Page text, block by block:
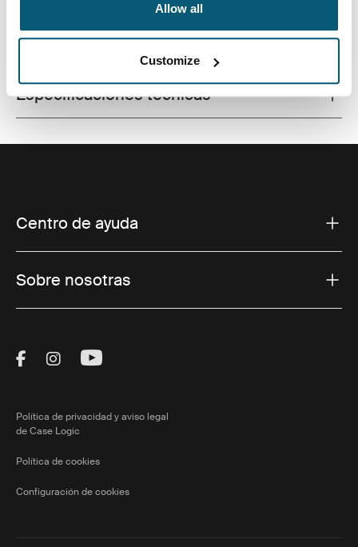
Allow all
Customize
Todas las características
Especificaciones técnicas
Centro de ayuda
Sobre nosotras
Visit Thule on Facebook (external link)
Visit Thule on Instagram (external link)
Visit Thule on Youtube (external
Política de privacidad y aviso legal
de Case Logic
Política de cookies
Configuración de cookies